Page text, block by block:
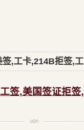
,工卡,214B拒签,
签,美国签证拒签